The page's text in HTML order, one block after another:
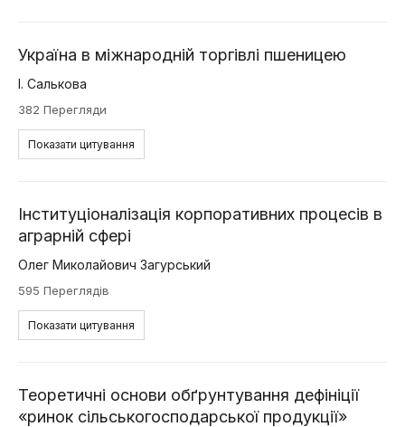
Україна в міжнародній торгівлі пшеницею
І. Салькова
382 Перегляди
Показати цитування
Інституціоналізація корпоративних процесів в
аграрній сфері
Олег Миколайович Загурський
595 Переглядів
Показати цитування
Теоретичні основи обґрунтування дефініції
«ринок сільськогосподарської продукції»